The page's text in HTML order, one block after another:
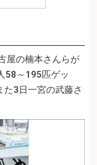
屋の楠本さんらが
58～195匹ゲッ
3日一宮の武藤さ